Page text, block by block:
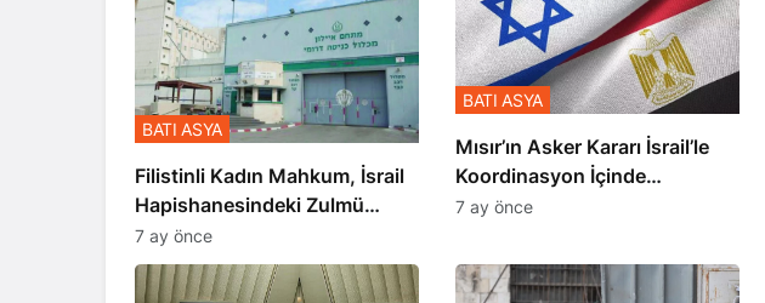
Filistinli Kadın Mahkum, İsrail
Hapishanesindeki Zulmü
Anlattı
BATI ASYA
7 ay önce
Mısır’ın Asker Kararı İsrail’le
Koordinasyon İçinde
Gerçekleşmiş
BATI ASYA
7 ay önce